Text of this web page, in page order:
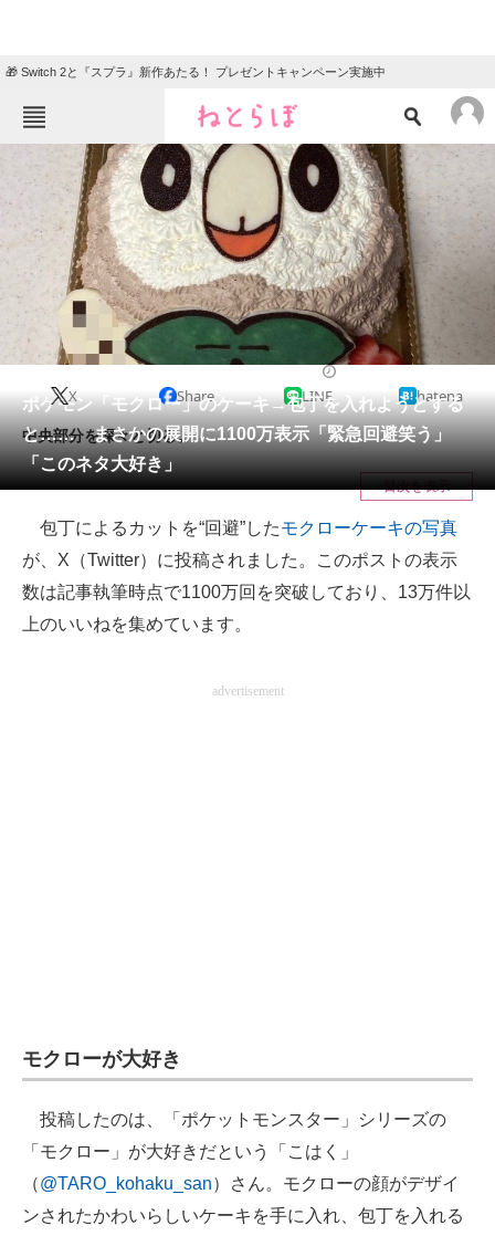
🎁 Switch 2と『スプラ』新作あたる！ プレゼントキャンペーン実施中
ねとらぼメニュー
TOP ニュース
エンタメ クイズ
グルメ 地域
住まい 教育・育児
リサーチ
会員記事
メディア
注目記事を集めた総合ページ
ITの今と未来を見通す
スマホと通信の最新トレンド
進化するPCとデバイスの未来
好きが集まる 比べて選べる
IT製品の技術・比較・事例
製造業のIT導入・活用を支援
モノづくり技術者専門サイト
エレクトロニクス専門サイト
ポケモン「モクロー」のケーキ→包丁を入れようとする
と…… まさかの展開に1100万表示「緊急回避笑う」
「このネタ大好き」
X Share LINE hatena
中央部分を深々と切る。
目次を表示
包丁によるカットを“回避”したモクローケーキの写真
が、X（Twitter）に投稿されました。このポストの表示
数は記事執筆時点で1100万回を突破しており、13万件以
上のいいねを集めています。
advertisement
モクローが大好き
投稿したのは、「ポケットモンスター」シリーズの
「モクロー」が大好きだという「こはく」
（@TARO_kohaku_san）さん。モクローの顔がデザイ
ンされたかわいらしいケーキを手に入れ、包丁を入れる